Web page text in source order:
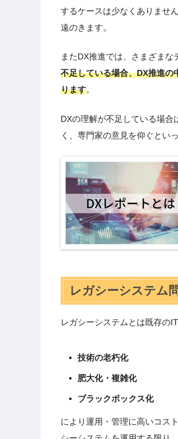
するケースは少なくありませ
遠のきます。
またDX推進では、さまざま
不足している場合、DX推進の
ります。
DXの理解が不足している場
く、専門家の意見を仰ぐとい
レガシーシステム
レガシーシステムとは既存の
技術の老朽化
肥大化・複雑化
ブラックボックス化
により運用・管理に高いコス